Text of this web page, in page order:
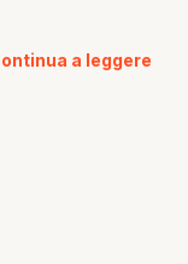
a leggere